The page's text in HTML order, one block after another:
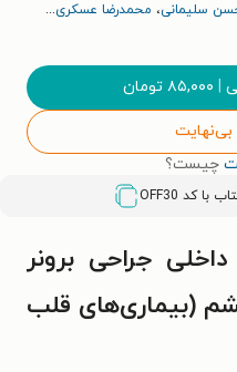
سلیمانی، محمدرضا عسکری...
| ۸۵,۰۰۰ تومان
بی‌نهایت
چیست؟
OFF30
جراحی برونر
بخش ششم (بیماری‌های قلب